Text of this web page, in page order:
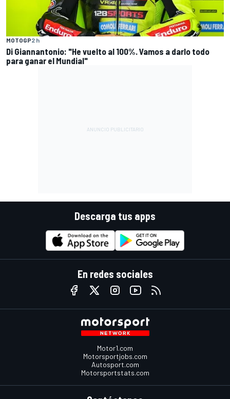
MOTOGP2 h
Di Giannantonio: "He vuelto al 100%. Vamos a darlo todo
para ganar el Mundial"
Descarga tus apps
En redes sociales
Motor1.com
Motorsportjobs.com
Autosport.com
Motorsportstats.com